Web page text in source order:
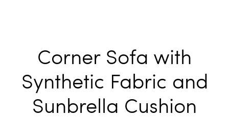
Corner Sofa with
Synthetic Fabric and
Sunbrella Cushion